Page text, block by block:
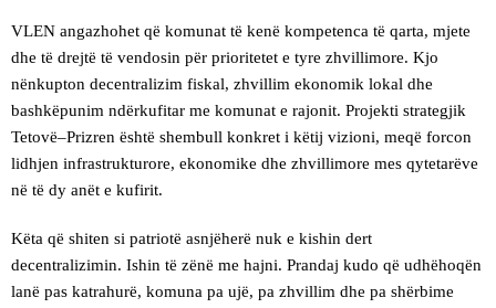
VLEN angazhohet që komunat të kenë kompetenca të qarta, mjete
dhe të drejtë të vendosin për prioritetet e tyre zhvillimore. Kjo
nënkupton decentralizim fiskal, zhvillim ekonomik lokal dhe
bashkëpunim ndërkufitar me komunat e rajonit. Projekti strategjik
Tetovë–Prizren është shembull konkret i këtij vizioni, meqë forcon
lidhjen infrastrukturore, ekonomike dhe zhvillimore mes qytetarëve
në të dy anët e kufirit.
Këta që shiten si patriotë asnjëherë nuk e kishin dert
decentralizimin. Ishin të zënë me hajni. Prandaj kudo që udhëhoqën
lanë pas katrahurë, komuna pa ujë, pa zhvillim dhe pa shërbime